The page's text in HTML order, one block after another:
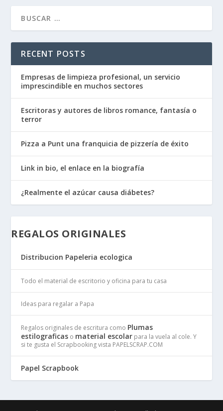
RECENT POSTS
Empresas de limpieza profesional, un servicio
imprescindible en muchos sectores
Escritoras y autores de libros romance, fantasía o
terror
Pizza a Punt una franquicia de pizzería de éxito
Link in bio, el enlace en la biografía
¿Realmente el azúcar causa diábetes?
REGALOS ORIGINALES
Distribucion Papeleria ecologica
Todo el material de escritorio y oficina para tu casa
Ideas para regalar a Papa
Regalos originales de escritura como Plumas
estilograficas o material escolar para la vuela al cole. Y
si te gusta el Scrapbooking vista PAPELSCRAP.COM
Papel Scrapbook